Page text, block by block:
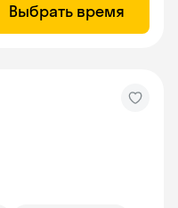
Выбрать время